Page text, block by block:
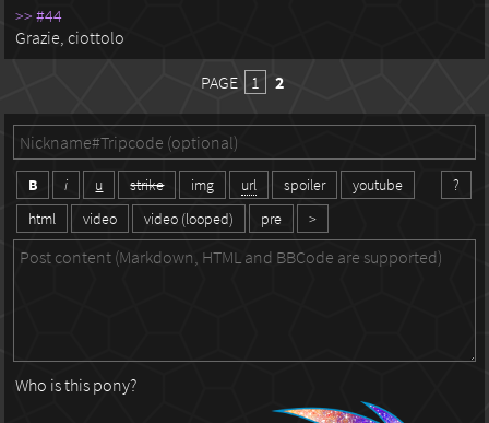
>> #44
Grazie, ciottolo
PAGE 1 2
?
B i u strike img url spoiler
youtube
html
video video (looped) pre >
Who is this pony?